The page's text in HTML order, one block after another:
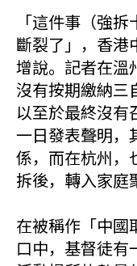
「這件事（強
斷裂了」，香港
增說。記者在溫
沒有按期繳納三
以至於最終沒有
一日發表聲明，
係，而在杭州，
拆後，轉入家庭
在被稱作「中國
口中，基督徒有